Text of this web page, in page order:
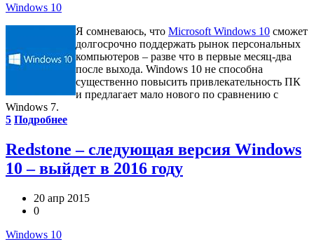
Windows 10
Я сомневаюсь, что Microsoft Windows 10 сможет
долгосрочно поддержать рынок персональных
компьютеров – разве что в первые месяц-два
после выхода. Windows 10 не способна
существенно повысить привлекательность ПК
и предлагает мало нового по сравнению с
Windows 7.
5 Подробнее
Redstone – следующая версия Windows
10 – выйдет в 2016 году
20 апр 2015
0
Windows 10